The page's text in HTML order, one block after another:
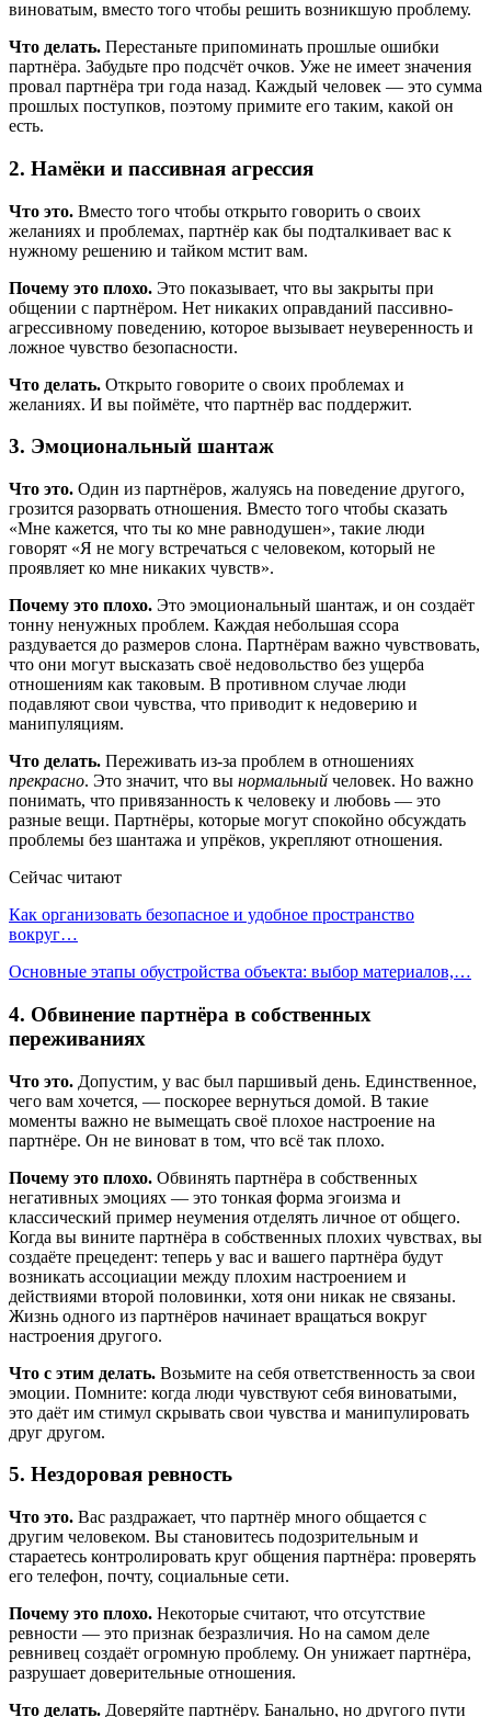
виноватым, вместо того чтобы решить возникшую проблему.
Что делать. Перестаньте припоминать прошлые ошибки
партнёра. Забудьте про подсчёт очков. Уже не имеет значения
провал партнёра три года назад. Каждый человек — это сумма
прошлых поступков, поэтому примите его таким, какой он
есть.
2. Намёки и пассивная агрессия
Что это. Вместо того чтобы открыто говорить о своих
желаниях и проблемах, партнёр как бы подталкивает вас к
нужному решению и тайком мстит вам.
Почему это плохо. Это показывает, что вы закрыты при
общении с партнёром. Нет никаких оправданий пассивно-
агрессивному поведению, которое вызывает неуверенность и
ложное чувство безопасности.
Что делать. Открыто говорите о своих проблемах и
желаниях. И вы поймёте, что партнёр вас поддержит.
3. Эмоциональный шантаж
Что это. Один из партнёров, жалуясь на поведение другого,
грозится разорвать отношения. Вместо того чтобы сказать
«Мне кажется, что ты ко мне равнодушен», такие люди
говорят «Я не могу встречаться с человеком, который не
проявляет ко мне никаких чувств».
Почему это плохо. Это эмоциональный шантаж, и он создаёт
тонну ненужных проблем. Каждая небольшая ссора
раздувается до размеров слона. Партнёрам важно чувствовать,
что они могут высказать своё недовольство без ущерба
отношениям как таковым. В противном случае люди
подавляют свои чувства, что приводит к недоверию и
манипуляциям.
Что делать. Переживать из-за проблем в отношениях
прекрасно. Это значит, что вы нормальный человек. Но важно
понимать, что привязанность к человеку и любовь — это
разные вещи. Партнёры, которые могут спокойно обсуждать
проблемы без шантажа и упрёков, укрепляют отношения.
Сейчас читают
Как организовать безопасное и удобное пространство
вокруг…
Основные этапы обустройства объекта: выбор материалов,…
4. Обвинение партнёра в собственных
переживаниях
Что это. Допустим, у вас был паршивый день. Единственное,
чего вам хочется, — поскорее вернуться домой. В такие
моменты важно не вымещать своё плохое настроение на
партнёре. Он не виноват в том, что всё так плохо.
Почему это плохо. Обвинять партнёра в собственных
негативных эмоциях — это тонкая форма эгоизма и
классический пример неумения отделять личное от общего.
Когда вы вините партнёра в собственных плохих чувствах, вы
создаёте прецедент: теперь у вас и вашего партнёра будут
возникать ассоциации между плохим настроением и
действиями второй половинки, хотя они никак не связаны.
Жизнь одного из партнёров начинает вращаться вокруг
настроения другого.
Что с этим делать. Возьмите на себя ответственность за свои
эмоции. Помните: когда люди чувствуют себя виноватыми,
это даёт им стимул скрывать свои чувства и манипулировать
друг другом.
5. Нездоровая ревность
Что это. Вас раздражает, что партнёр много общается с
другим человеком. Вы становитесь подозрительным и
стараетесь контролировать круг общения партнёра: проверять
его телефон, почту, социальные сети.
Почему это плохо. Некоторые считают, что отсутствие
ревности — это признак безразличия. Но на самом деле
ревнивец создаёт огромную проблему. Он унижает партнёра,
разрушает доверительные отношения.
Что делать. Доверяйте партнёру. Банально, но другого пути